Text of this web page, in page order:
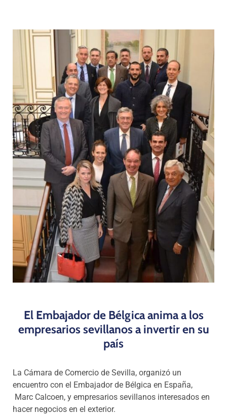
Programas
El Embajador de Bélgica anima a los
empresarios sevillanos a invertir en su
país
La Cámara de Comercio de Sevilla, organizó un
encuentro con el Embajador de Bélgica en España,
Marc Calcoen, y empresarios sevillanos interesados en
hacer negocios en el exterior.